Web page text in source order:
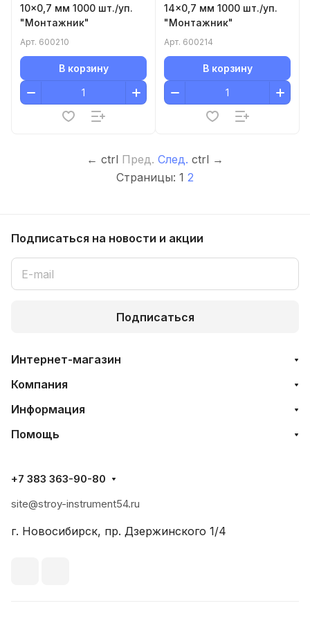
10x0,7 мм 1000 шт./уп.
"Монтажник"
Арт. 600210
В корзину
14x0,7 мм 1000 шт./уп.
"Монтажник"
Арт. 600214
В корзину
← ctrl Пред. След. ctrl →
Страницы: 1 2
Подписаться на новости и акции
Подписаться
Интернет-магазин
Компания
Информация
Помощь
+7 383 363-90-80
site@stroy-instrument54.ru
г. Новосибирск, пр. Дзержинского 1/4